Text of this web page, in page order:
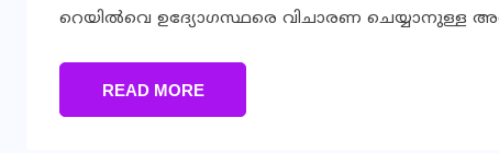
റെയില്‍വെ ഉദ്യോഗസ്ഥരെ വിചാരണ ചെയ്യാനുള്ള
READ MORE